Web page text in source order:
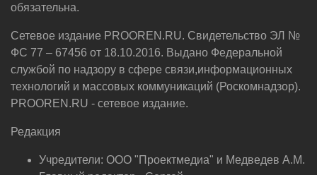
обязательна.
Сетевое издание PROOREN.RU. Свидетельство ЭЛ №
ФС 77 – 67456 от 18.10.2016. Выдано Федеральной
службой по надзору в сфере связи,информационных
технологий и массовых коммуникаций (Роскомнадзор).
PROOREN.RU - сетевое издание.
Редакция
Учредители: ООО "Проектмедиа" и Медведев А.М.